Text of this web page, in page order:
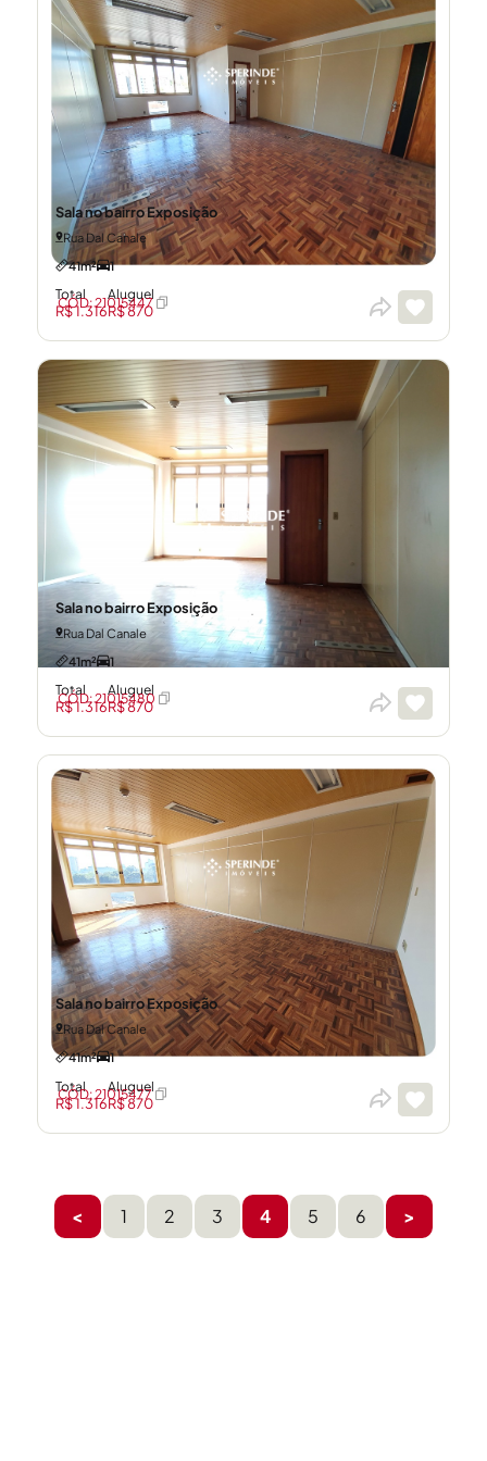
Sala no bairro Exposição
Rua Dal Canale
41m²
1
Total
R$ 1.316
Aluguel
R$ 870
CÓD: 21015447
Sala no bairro Exposição
Rua Dal Canale
41m²
1
Total
R$ 1.316
Aluguel
R$ 870
CÓD: 21015480
Sala no bairro Exposição
Rua Dal Canale
41m²
1
Total
R$ 1.316
Aluguel
R$ 870
CÓD: 21015477
< 1 2 3 4 5 6 >